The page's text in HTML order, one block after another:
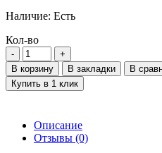
Наличие: Есть
Кол-во
В корзину В закладки
В
Купить в 1 клик
Описание
Отзывы (0)